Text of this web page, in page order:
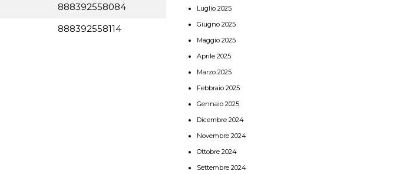
888392558084
888392558114
Luglio 2025
Giugno 2025
Maggio 2025
Aprile 2025
Marzo 2025
Febbraio 2025
Gennaio 2025
Dicembre 2024
Novembre 2024
Ottobre 2024
Settembre 2024